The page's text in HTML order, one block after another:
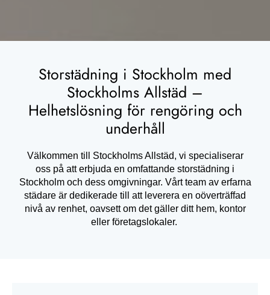
Storstädning i Stockholm med
Stockholms Allstäd –
Helhetslösning för rengöring och
underhåll
Välkommen till Stockholms Allstäd, vi specialiserar
oss på att erbjuda en omfattande storstädning i
Stockholm och dess omgivningar. Vårt team av erfarna
städare är dedikerade till att leverera en oöverträffad
nivå av renhet, oavsett om det gäller ditt hem, kontor
eller företagslokaler.